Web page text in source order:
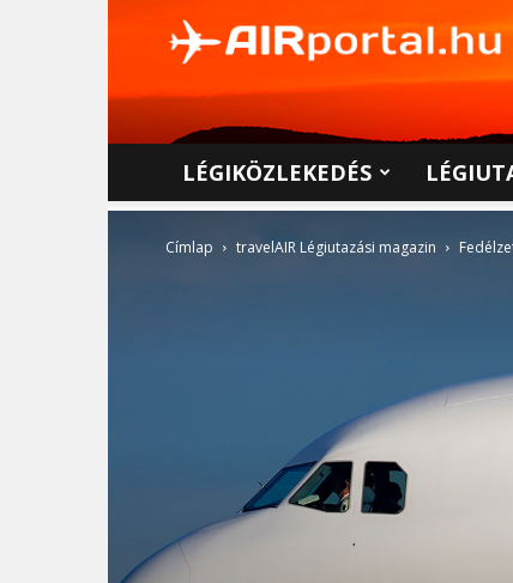
LÉGIKÖZLEKEDÉS
Címlap travelAIR Légiutazási magazin